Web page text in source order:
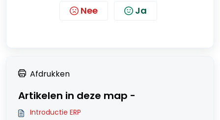
Nee Ja
Afdrukken
Artikelen in deze map -
Introductie ERP